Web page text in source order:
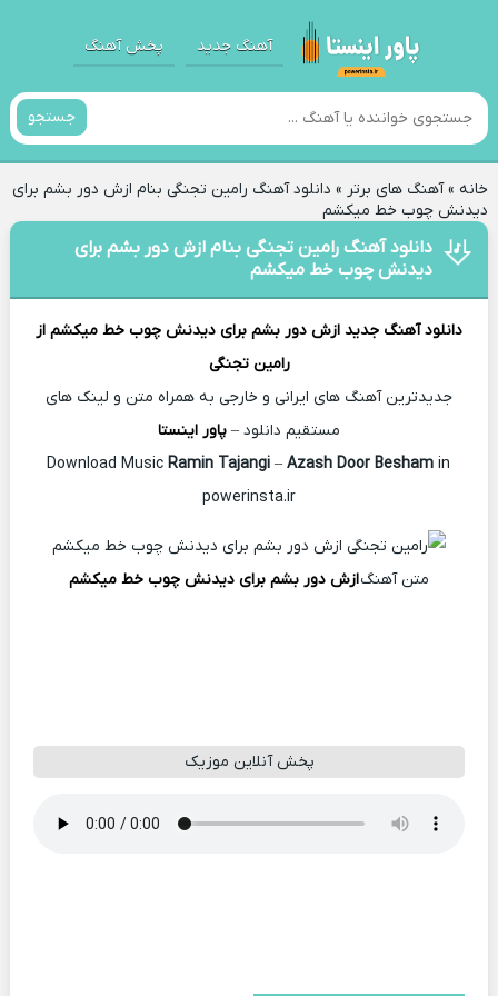
آهنگ جدید پخش آهنگ
جستجو
خانه»آهنگ های برتر » دانلود آهنگ رامین تجنگی بنام ازش دور بشم برای
دیدنش چوب خط میکشم
دانلود آهنگ رامین تجنگی بنام ازش دور بشم برای
دیدنش چوب خط میکشم
دانلود آهنگ جدید ازش دور بشم برای دیدنش چوب خط میکشم از
رامین تجنگی
جدیدترین آهنگ های ایرانی و خارجی به همراه متن و لینک های
مستقیم دانلود – پاور اینستا
Ramin Tajangi – Azash Door Besham in
powerinsta.ir
متن آهنگازش دور بشم برای دیدنش چوب خط میکشم
پخش آنلاین موزیک